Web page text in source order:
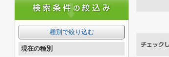
種別で絞り込む
現在の種別